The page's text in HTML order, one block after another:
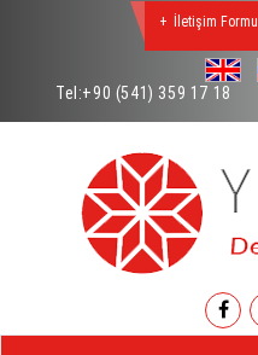
Tel:+90 (541) 359 17 18
İletişim Formu